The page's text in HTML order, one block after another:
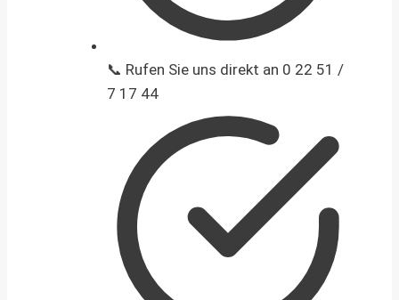
📞 Rufen Sie uns direkt an 0 22 51 /
7 17 44